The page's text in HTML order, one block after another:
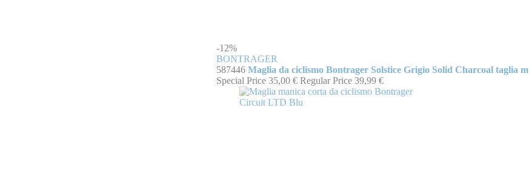
-12%
BONTRAGER
587446Maglia da ciclismo Bontrager Solstice Grigio Solid Charcoal taglia m
Special Price 35,00 € Regular Price 39,99 €